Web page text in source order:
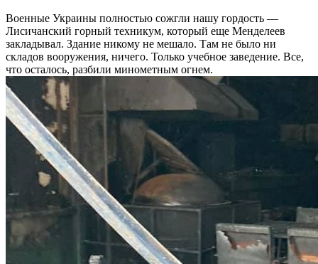
Военные Украины полностью сожгли нашу гордость —
Лисичанский горный техникум, который еще Менделеев
закладывал. Здание никому не мешало. Там не было ни
складов вооружения, ничего. Только учебное заведение. Все,
что осталось, разбили минометным огнем.